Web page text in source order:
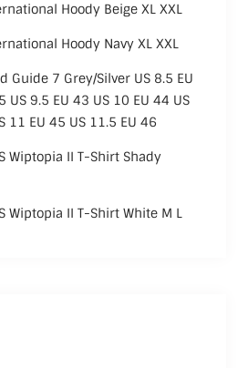
Hoody Beige XL XXL
Hoody Navy XL XXL
Guide 7 Grey/Silver US 8.5 EU
US 9.5 EU 43 US 10 EU 44 US
11 EU 45 US 11.5 EU 46
Wiptopia II T-Shirt Shady
Wiptopia II T-Shirt White M L